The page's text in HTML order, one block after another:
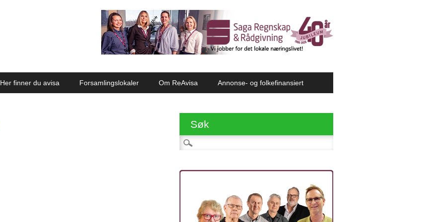
Her finner du avisa Forsamlingslokaler Om ReAvisa Annonse- og folkefinansiert
Søk
Søk etter: